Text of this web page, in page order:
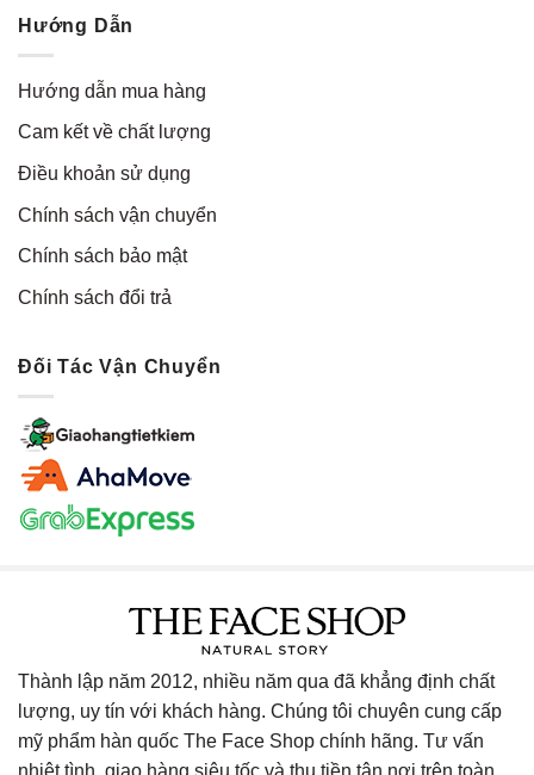
Hướng Dẫn
Hướng dẫn mua hàng
Cam kết về chất lượng
Điều khoản sử dụng
Chính sách vận chuyển
Chính sách bảo mật
Chính sách đổi trả
Đối Tác Vận Chuyển
Thành lập năm 2012, nhiều năm qua đã khẳng định chất
lượng, uy tín với khách hàng. Chúng tôi chuyên cung cấp
mỹ phẩm hàn quốc The Face Shop chính hãng. Tư vấn
nhiệt tình, giao hàng siêu tốc và thu tiền tận nơi trên toàn